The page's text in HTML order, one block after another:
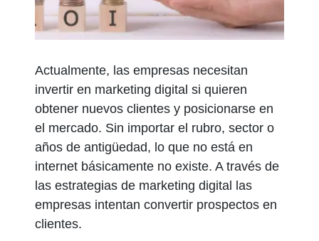
Actualmente, las empresas necesitan
invertir en marketing digital si quieren
obtener nuevos clientes y posicionarse en
el mercado. Sin importar el rubro, sector o
años de antigüedad, lo que no está en
internet básicamente no existe. A través de
las estrategias de marketing digital las
empresas intentan convertir prospectos en
clientes.